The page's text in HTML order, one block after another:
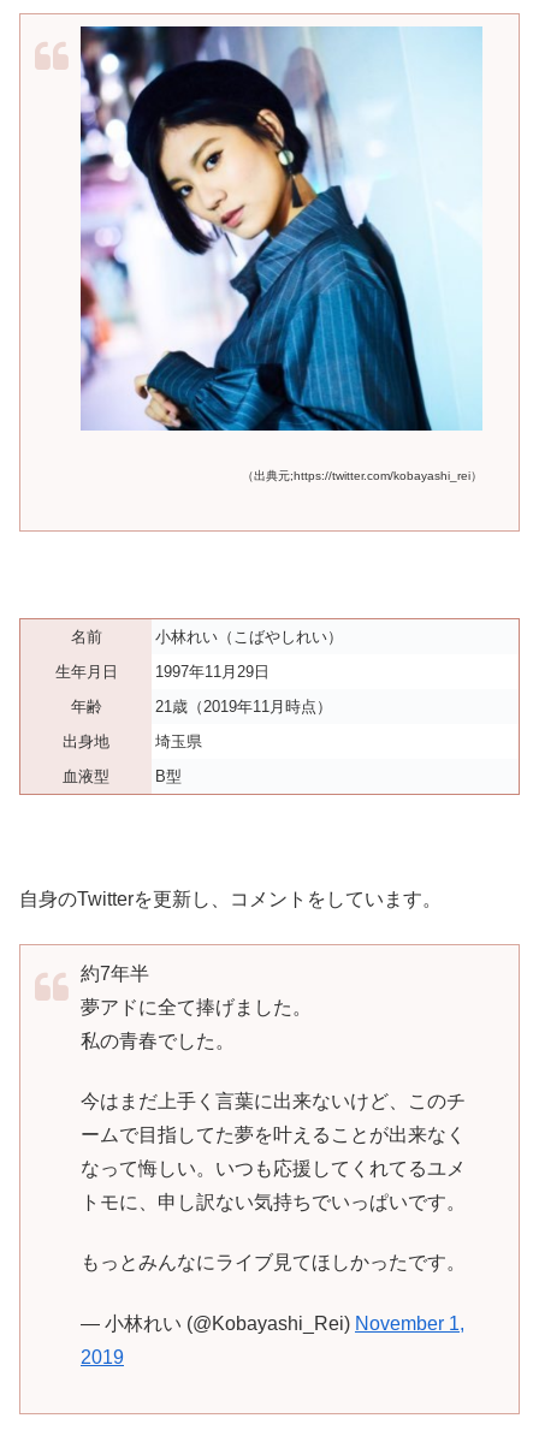
（出典元;https://twitter.com/kobayashi_rei）
名前
小林れい（こばやしれい）
生年月日
1997年11月29日
年齢
21歳（2019年11月時点）
出身地
埼玉県
血液型
B型
自身のTwitterを更新し、コメントをしています。
約7年半
夢アドに全て捧げました。
私の青春でした。
今はまだ上手く言葉に出来ないけど、このチ
ームで目指してた夢を叶えることが出来なく
なって悔しい。いつも応援してくれてるユメ
トモに、申し訳ない気持ちでいっぱいです。
もっとみんなにライブ見てほしかったです。
— 小林れい (@Kobayashi_Rei) November 1,
2019